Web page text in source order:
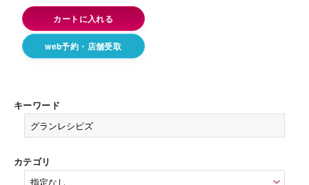
カートに入れる
web予約・店舗受取
キーワード
カテゴリ